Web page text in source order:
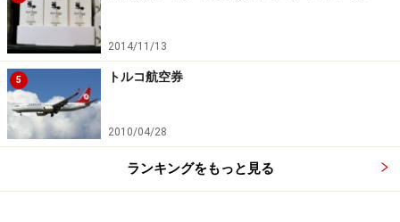
2014/11/13
5 トルコ航空券
2010/04/28
ランキングをもっと見る